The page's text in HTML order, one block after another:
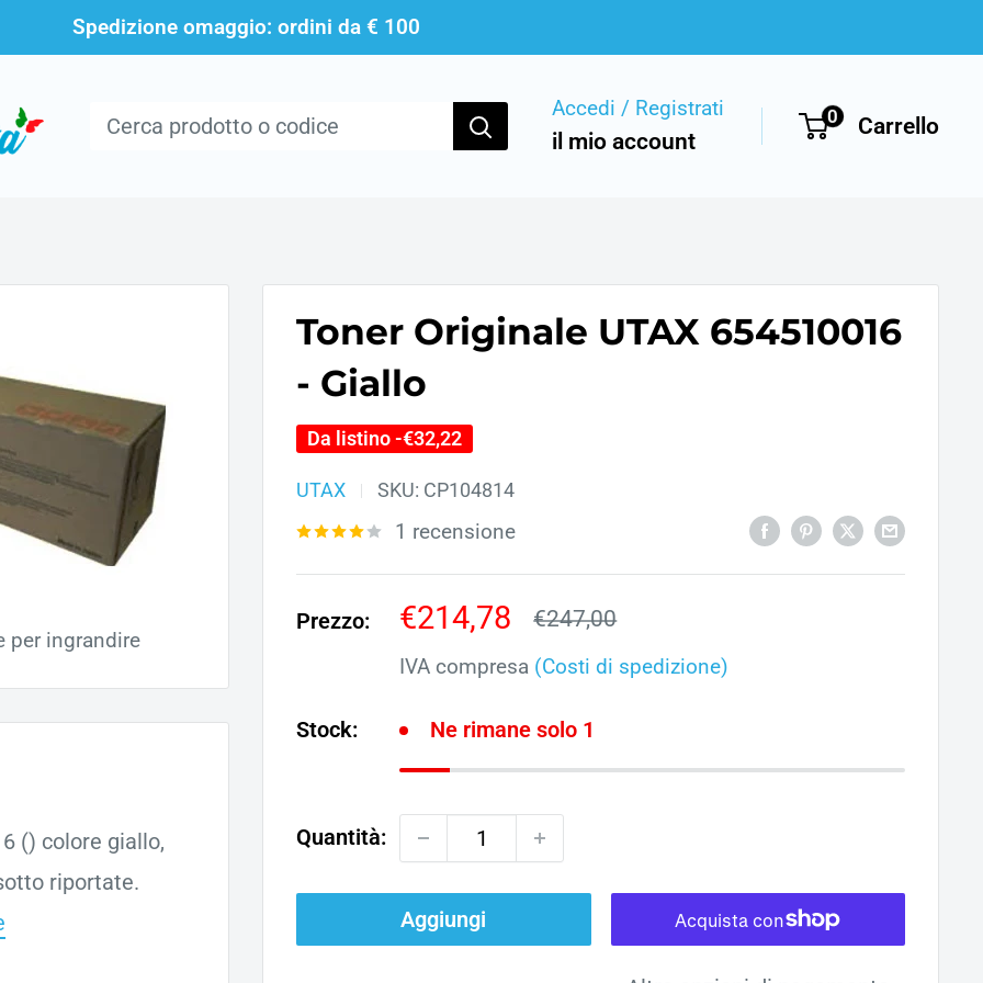
Spedizione omaggio: ordini da € 100
Accedi / Registrati
il mio account
0 Carrello
per ingrandire
Toner Originale UTAX 654510016
- Giallo
Da listino -€32,22
UTAX SKU: CP104814
1 recensione
Prezzo:
Prezzo
scontato
€214,78 Prezzo
€247,00
IVA compresa (Costi di spedizione)
Stock: Ne rimane solo 1
Quantità:
Aggiungi
() colore giallo,
riportate.